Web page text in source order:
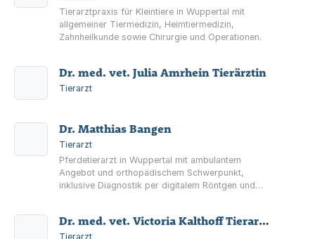
Tierarztpraxis für Kleintiere in Wuppertal mit
allgemeiner Tiermedizin, Heimtiermedizin,
Zahnheilkunde sowie Chirurgie und Operationen.
Dr. med. vet. Julia Amrhein Tierärztin
Tierarzt
Dr. Matthias Bangen
Tierarzt
Pferdetierarzt in Wuppertal mit ambulantem
Angebot und orthopädischem Schwerpunkt,
inklusive Diagnostik per digitalem Röntgen und
Dr. med. vet. Victoria Kalthoff Tierarztpraxis
Tierarzt